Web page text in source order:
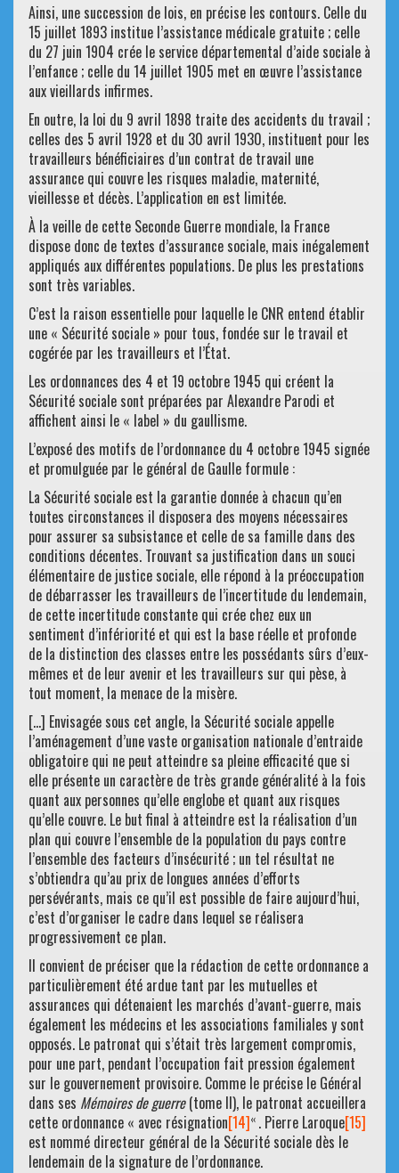
Ainsi, une succession de lois, en précise les contours. Celle du
15 juillet 1893 institue l’assistance médicale gratuite ; celle
du 27 juin 1904 crée le service départemental d’aide sociale à
l’enfance ; celle du 14 juillet 1905 met en œuvre l’assistance
aux vieillards infirmes.
En outre, la loi du 9 avril 1898 traite des accidents du travail ;
celles des 5 avril 1928 et du 30 avril 1930, instituent pour les
travailleurs bénéficiaires d’un contrat de travail une
assurance qui couvre les risques maladie, maternité,
vieillesse et décès. L’application en est limitée.
À la veille de cette Seconde Guerre mondiale, la France
dispose donc de textes d’assurance sociale, mais inégalement
appliqués aux différentes populations. De plus les prestations
sont très variables.
C’est la raison essentielle pour laquelle le CNR entend établir
une « Sécurité sociale » pour tous, fondée sur le travail et
cogérée par les travailleurs et l’État.
Les ordonnances des 4 et 19 octobre 1945 qui créent la
Sécurité sociale sont préparées par Alexandre Parodi et
affichent ainsi le « label » du gaullisme.
L’exposé des motifs de l’ordonnance du 4 octobre 1945 signée
et promulguée par le général de Gaulle formule :
La Sécurité sociale est la garantie donnée à chacun qu’en
toutes circonstances il disposera des moyens nécessaires
pour assurer sa subsistance et celle de sa famille dans des
conditions décentes. Trouvant sa justification dans un souci
élémentaire de justice sociale, elle répond à la préoccupation
de débarrasser les travailleurs de l’incertitude du lendemain,
de cette incertitude constante qui crée chez eux un
sentiment d’infériorité et qui est la base réelle et profonde
de la distinction des classes entre les possédants sûrs d’eux-
mêmes et de leur avenir et les travailleurs sur qui pèse, à
tout moment, la menace de la misère.
[…] Envisagée sous cet angle, la Sécurité sociale appelle
l’aménagement d’une vaste organisation nationale d’entraide
obligatoire qui ne peut atteindre sa pleine efficacité que si
elle présente un caractère de très grande généralité à la fois
quant aux personnes qu’elle englobe et quant aux risques
qu’elle couvre. Le but final à atteindre est la réalisation d’un
plan qui couvre l’ensemble de la population du pays contre
l’ensemble des facteurs d’insécurité ; un tel résultat ne
s’obtiendra qu’au prix de longues années d’efforts
persévérants, mais ce qu’il est possible de faire aujourd’hui,
c’est d’organiser le cadre dans lequel se réalisera
progressivement ce plan.
Il convient de préciser que la rédaction de cette ordonnance a
particulièrement été ardue tant par les mutuelles et
assurances qui détenaient les marchés d’avant-guerre, mais
également les médecins et les associations familiales y sont
opposés. Le patronat qui s’était très largement compromis,
pour une part, pendant l’occupation fait pression également
sur le gouvernement provisoire. Comme le précise le Général
dans ses Mémoires de guerre(tome II), le patronat accueillera
cette ordonnance « avec résignation[14]« . Pierre Laroque[15]
est nommé directeur général de la Sécurité sociale dès le
lendemain de la signature de l’ordonnance.